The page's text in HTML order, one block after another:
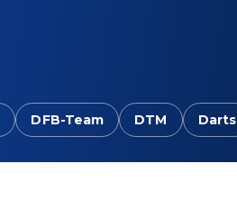
DFB-Team DTM Darts